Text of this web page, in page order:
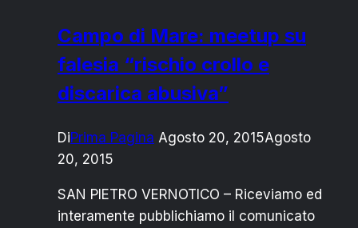
Campo di Mare: meetup su
falesia “rischio crollo e
discarica abusiva”
DiPrima Pagina Agosto 20, 2015Agosto
20, 2015
SAN PIETRO VERNOTICO – Riceviamo ed
interamente pubblichiamo il comunicato